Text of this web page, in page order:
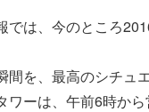
では、今のところ
間を、最高のシチュ
ワーは、午前6時から